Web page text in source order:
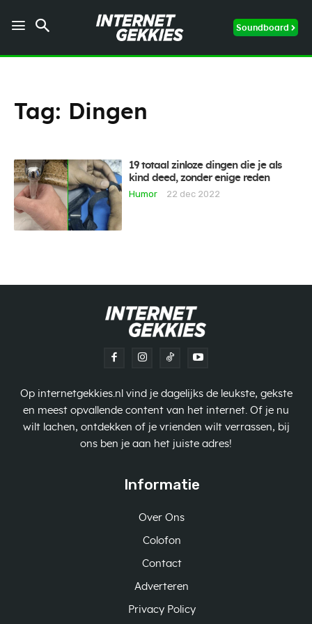
Soundboard
Tag: Dingen
19 totaal zinloze dingen die je als
kind deed, zonder enige reden
Humor
22 dec 2022
Op internetgekkies.nl vind je dagelijks de leukste, gekste
en meest opvallende content van het internet. Of je nu
wilt lachen, ontdekken of je vrienden wilt verrassen, bij
ons ben je aan het juiste adres!
Informatie
Over Ons
Colofon
Contact
Adverteren
Privacy Policy